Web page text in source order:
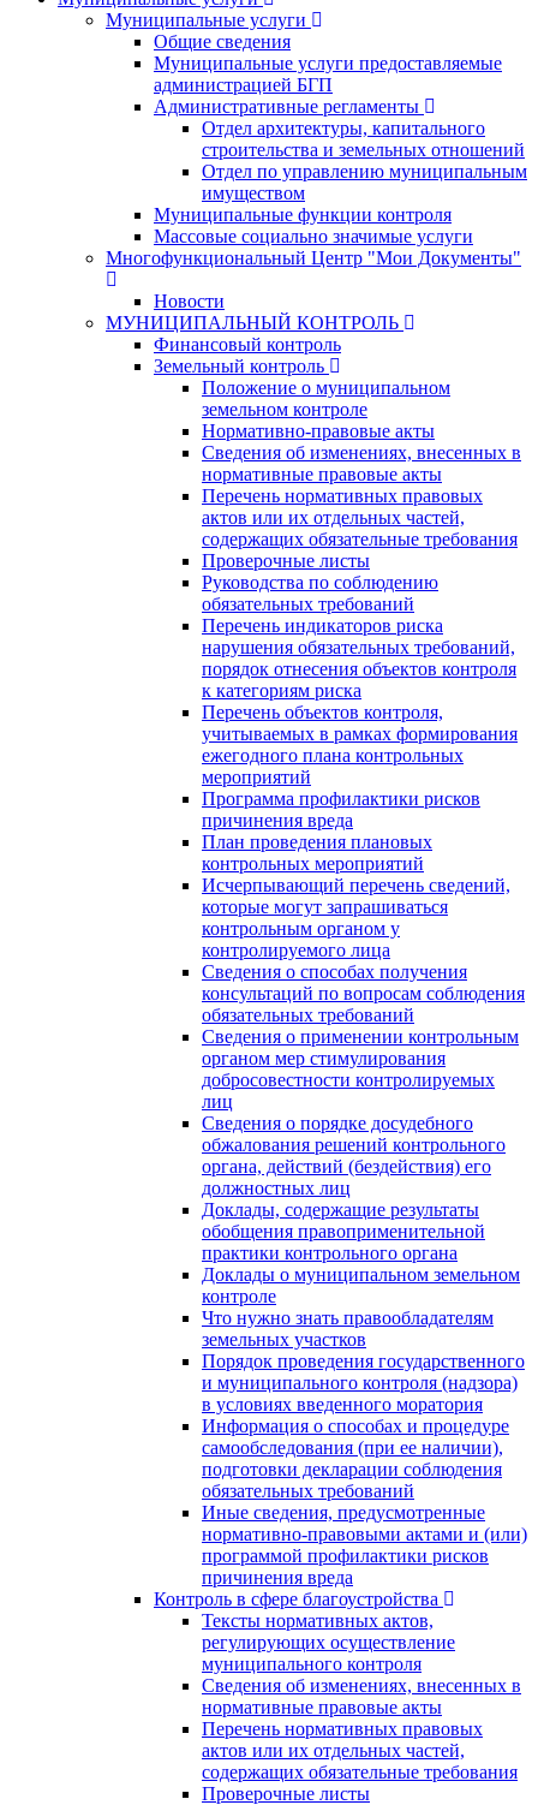
Муниципальные услуги
Общие сведения
Муниципальные услуги предоставляемые
администрацией БГП
Административные регламенты
Отдел архитектуры, капитального
строительства и земельных отношений
Отдел по управлению муниципальным
имуществом
Муниципальные функции контроля
Массовые социально значимые услуги
Многофункциональный Центр "Мои Документы"
Новости
МУНИЦИПАЛЬНЫЙ КОНТРОЛЬ
Финансовый контроль
Земельный контроль
Положение о муниципальном
земельном контроле
Нормативно-правовые акты
Сведения об изменениях, внесенных в
нормативные правовые акты
Перечень нормативных правовых
актов или их отдельных частей,
содержащих обязательные требования
Проверочные листы
Руководства по соблюдению
обязательных требований
Перечень индикаторов риска
нарушения обязательных требований,
порядок отнесения объектов контроля
к категориям риска
Перечень объектов контроля,
учитываемых в рамках формирования
ежегодного плана контрольных
мероприятий
Программа профилактики рисков
причинения вреда
План проведения плановых
контрольных мероприятий
Исчерпывающий перечень сведений,
которые могут запрашиваться
контрольным органом у
контролируемого лица
Сведения о способах получения
консультаций по вопросам соблюдения
обязательных требований
Сведения о применении контрольным
органом мер стимулирования
добросовестности контролируемых
лиц
Сведения о порядке досудебного
обжалования решений контрольного
органа, действий (бездействия) его
должностных лиц
Доклады, содержащие результаты
обобщения правоприменительной
практики контрольного органа
Доклады о муниципальном земельном
контроле
Что нужно знать правообладателям
земельных участков
Порядок проведения государственного
и муниципального контроля (надзора)
в условиях введенного моратория
Информация о способах и процедуре
самообследования (при ее наличии),
подготовки декларации соблюдения
обязательных требований
Иные сведения, предусмотренные
нормативно-правовыми актами и (или)
программой профилактики рисков
причинения вреда
Контроль в сфере благоустройства
Тексты нормативных актов,
регулирующих осуществление
муниципального контроля
Сведения об изменениях, внесенных в
нормативные правовые акты
Перечень нормативных правовых
актов или их отдельных частей,
содержащих обязательные требования
Проверочные листы